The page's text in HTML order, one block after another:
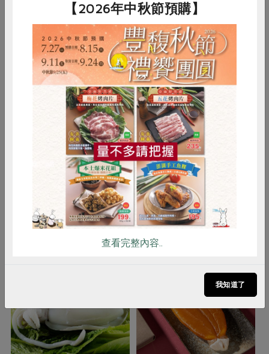
午仔魚
保存條件 冷凍未開封可保存18個月
產品說明
海水低密度混養，養殖過程不用藥、
不抽地下水。獨特飼料配方，使魚體
較一般養殖午仔魚含較高omega-3脂
肪酸
調理方式 煎、煮、清蒸、醬燒等料理皆宜
注意事項 本品含有魚類，對其過敏者請勿食用
你可能有興趣的產品
RPET 食譜 減硝酸鹽
雞蛋 食安 共同購買
【2026年中秋節預購】
查看完整內容..
我知道了